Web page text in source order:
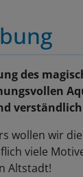
des
wollen wir
viele
Altstadt!